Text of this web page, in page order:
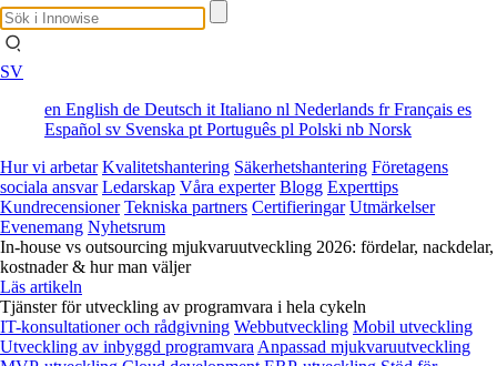
SV
en English de Deutsch it Italiano nl Nederlands frFrançais es
Español sv Svenska pt Português pl Polski nb Norsk
Hur vi arbetar Kvalitetshantering Säkerhetshantering Företagens
sociala ansvar Ledarskap Våra experter Blogg Experttips
Kundrecensioner Tekniska partners Certifieringar Utmärkelser
Evenemang Nyhetsrum
In-house vs outsourcing mjukvaruutveckling 2026: fördelar, nackdelar,
kostnader & hur man väljer
Läs artikeln
Tjänster för utveckling av programvara i hela cykeln
IT-konsultationer och rådgivning Webbutveckling Mobil utveckling
Utveckling av inbyggd programvara Anpassad mjukvaruutveckling